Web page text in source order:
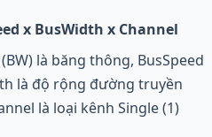
x BusWidth x Channel
là băng thông, BusSpeed
là độ rộng đường truyền
là loại kênh Single (1)